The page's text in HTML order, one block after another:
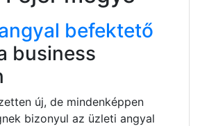
befektető
business
új, de mindenképpen
bizonyul az üzleti angyal